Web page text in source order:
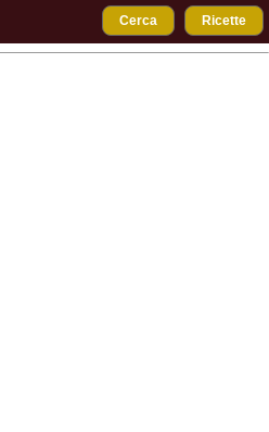
Cerca Ricette